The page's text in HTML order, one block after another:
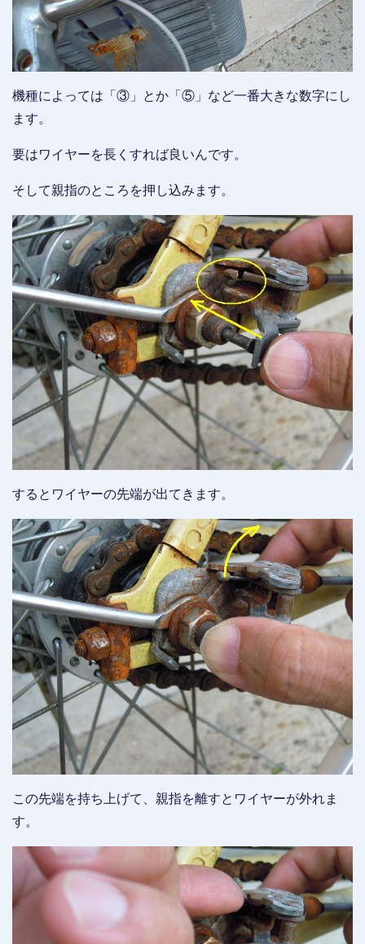
機種によっては「③」とか「⑤」など一番大きな数字にし
ます。
要はワイヤーを長くすれば良いんです。
そして親指のところを押し込みます。
するとワイヤーの先端が出てきます。
この先端を持ち上げて、親指を離すとワイヤーが外れま
す。